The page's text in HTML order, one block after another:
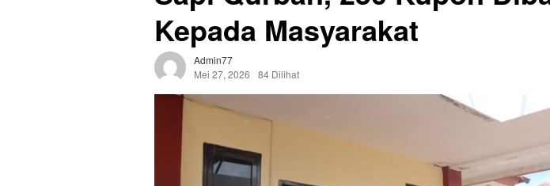
Kepada Masyarakat
Admin77
Mei 27, 2026
84 Dilihat